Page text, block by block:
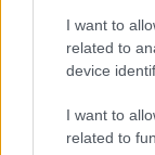
I want to
related to
device
I want to
related to